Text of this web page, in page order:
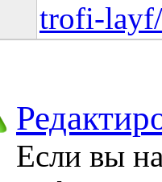
trofi-layf/
Если вы